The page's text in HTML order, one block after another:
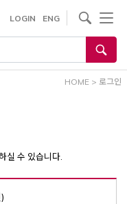
LOGIN ENG
HOME > 로그인
실 수 있습니다.